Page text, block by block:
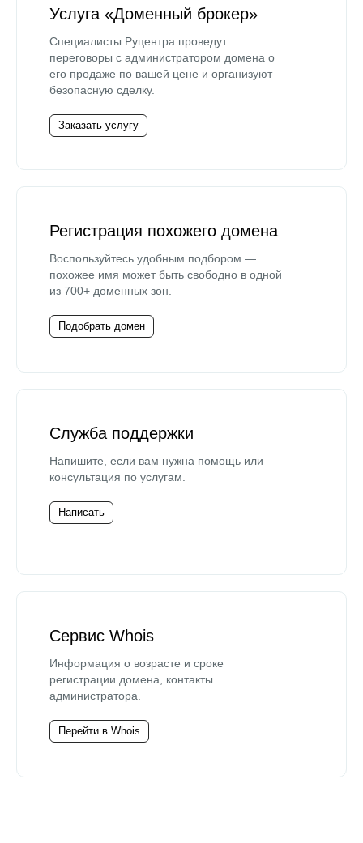
Услуга «Доменный брокер»
Специалисты Руцентра проведут
переговоры с администратором домена о
его продаже по вашей цене и организуют
безопасную сделку.
Заказать услугу
Регистрация похожего домена
Воспользуйтесь удобным подбором —
похожее имя может быть свободно в одной
из 700+ доменных зон.
Подобрать домен
Служба поддержки
Напишите, если вам нужна помощь или
консультация по услугам.
Написать
Сервис Whois
Информация о возрасте и сроке
регистрации домена, контакты
администратора.
Перейти в Whois